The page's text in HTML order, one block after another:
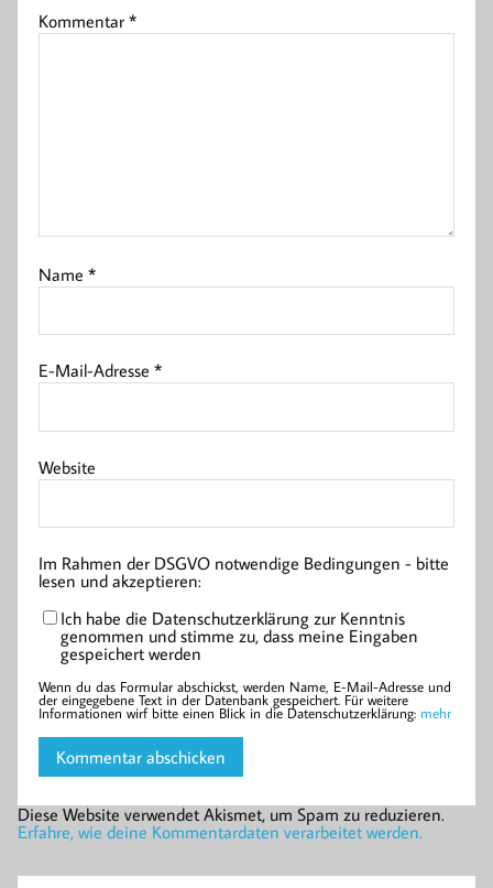
Kommentar*
Name*
E-Mail-Adresse*
Website
Im Rahmen der DSGVO notwendige Bedingungen - bitte
lesen und akzeptieren:
Ich habe die Datenschutzerklärung zur Kenntnis
genommen und stimme zu, dass meine Eingaben
gespeichert werden
Wenn du das Formular abschickst, werden Name, E-Mail-Adresse und
der eingegebene Text in der Datenbank gespeichert. Für weitere
Informationen wirf bitte einen Blick in die Datenschutzerklärung: mehr
Diese Website verwendet Akismet, um Spam zu reduzieren.
Erfahre, wie deine Kommentardaten verarbeitet werden.